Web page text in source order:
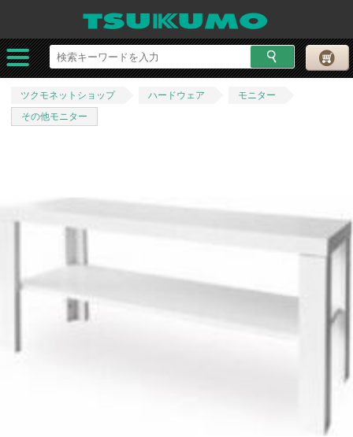
ツクモネットショップ ハードウェア
モニター
その他モニター